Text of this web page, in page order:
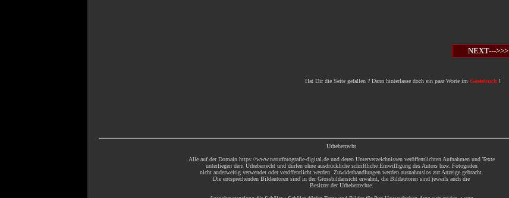
NEXT--->>>
Hat Dir die Seite gefallen ? Dann hinterlasse doch ein paar Worte im Gästebuch !
Urheberrecht
Alle auf der Domain https://www.naturfotografie-digital.de und deren Unterverzeichnissen veröffentlichten Aufnahmen und Texte
unterliegen dem Urheberrecht und dürfen ohne ausdrückliche schriftliche Einwilligung des Autors bzw. Fotografen
nicht anderweitig verwendet oder veröffentlicht werden. Zuwiderhandlungen werden ausnahmslos zur Anzeige gebracht.
Die entsprechenden Bildautoren sind in der Grossbildansicht erwähnt, die Bildautoren sind jeweils auch die
Besitzer der Urheberrechte.